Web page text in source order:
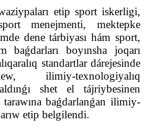
etip sport iskerligi,
menejmenti, mektepke
dene tárbiyası hám sport,
baǵdarları boyınsha joqarı
standartlar dárejesinde
ilimiy-texnologiyalıq
shet el tájriybesinen
baǵdarlanǵan ilimiy-
etip belgilendi.